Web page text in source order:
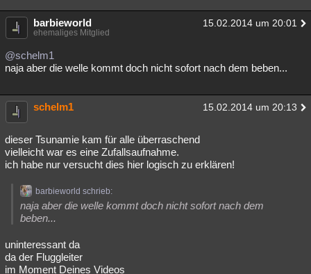
barbieworld 15.02.2014 um 20:01
ehemaliges Mitglied
@schelm1
naja aber die welle kommt doch nicht sofort nach dem beben...
schelm1 15.02.2014 um 20:13
dieser Tsunamie kam für alle überraschend
vielleicht war es eine Zufallsaufnahme.
ich habe nur versucht dies hier logisch zu erklären!
barbieworld schrieb:
naja aber die welle kommt doch nicht sofort nach dem
beben...
uninteressant da
da der Fluggleiter
im Moment Deines Videos